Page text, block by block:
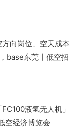
向岗位、空天成本
base东莞丨低空招
液氢无人机」
空经济博览会